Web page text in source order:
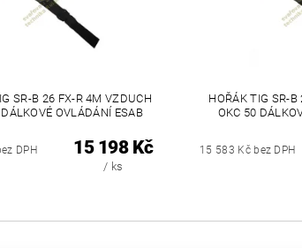
SR-B 26 FX-R 4M VZDUCH
OVLÁDÁNÍ ESAB
DPH 15 198 Kč
/ ks
HOŘÁK TIG SR-
OKC 50
15 583 Kč bez DPH